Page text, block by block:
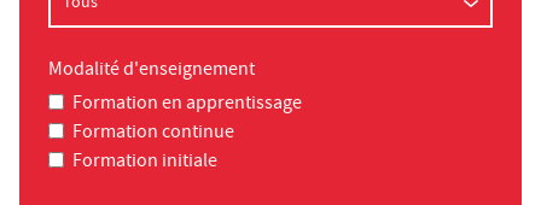
Modalité d'enseignement
Formation en apprentissage
Formation continue
Formation initiale